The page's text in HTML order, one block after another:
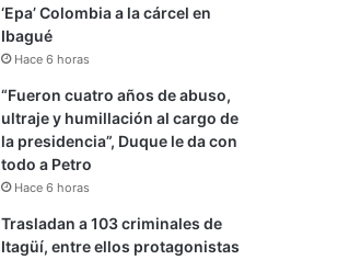
‘Epa’ Colombia a la cárcel en
Ibagué
Hace 6 horas
“Fueron cuatro años de abuso,
ultraje y humillación al cargo de
la presidencia”, Duque le da con
todo a Petro
Hace 6 horas
Trasladan a 103 criminales de
Itagüí, entre ellos protagonistas